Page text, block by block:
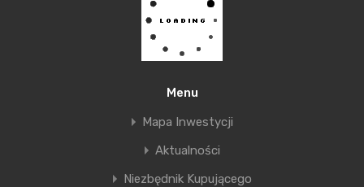
można powiedzieć, iż firma odniosła sprzedażowy
sukces w Krakowie. W tym momencie pozostały już
tylko nieliczne wolne mieszkania, zainteresowanym
tą ofertą doradzamy zatem mały pośpiech – może
to być ostatnia szansa na zakup apartamentu
Marta Maniecka
Menu
Mapa Inwestycji
Aktualności
Niezbędnik Kupującego